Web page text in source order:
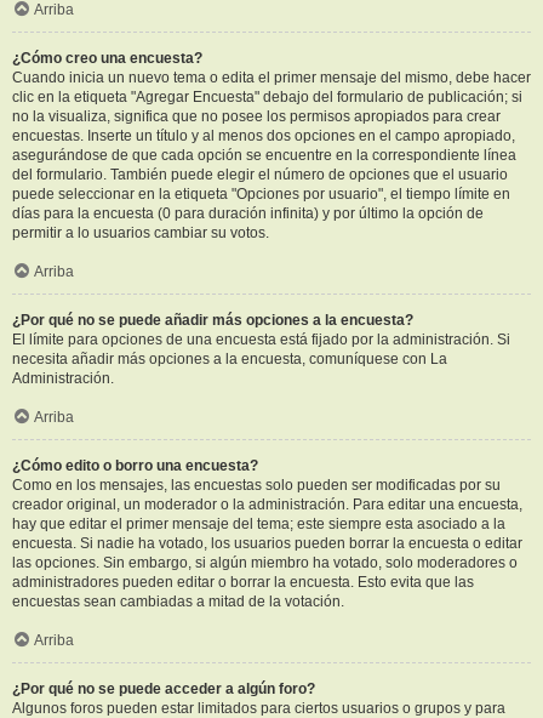
Arriba
¿Cómo creo una encuesta?
Cuando inicia un nuevo tema o edita el primer mensaje del mismo, debe hacer
clic en la etiqueta "Agregar Encuesta" debajo del formulario de publicación; si
no la visualiza, significa que no posee los permisos apropiados para crear
encuestas. Inserte un título y al menos dos opciones en el campo apropiado,
asegurándose de que cada opción se encuentre en la correspondiente línea
del formulario. También puede elegir el número de opciones que el usuario
puede seleccionar en la etiqueta "Opciones por usuario", el tiempo límite en
días para la encuesta (0 para duración infinita) y por último la opción de
permitir a lo usuarios cambiar su votos.
Arriba
¿Por qué no se puede añadir más opciones a la encuesta?
El límite para opciones de una encuesta está fijado por la administración. Si
necesita añadir más opciones a la encuesta, comuníquese con La
Administración.
Arriba
¿Cómo edito o borro una encuesta?
Como en los mensajes, las encuestas solo pueden ser modificadas por su
creador original, un moderador o la administración. Para editar una encuesta,
hay que editar el primer mensaje del tema; este siempre esta asociado a la
encuesta. Si nadie ha votado, los usuarios pueden borrar la encuesta o editar
las opciones. Sin embargo, si algún miembro ha votado, solo moderadores o
administradores pueden editar o borrar la encuesta. Esto evita que las
encuestas sean cambiadas a mitad de la votación.
Arriba
¿Por qué no se puede acceder a algún foro?
Algunos foros pueden estar limitados para ciertos usuarios o grupos y para